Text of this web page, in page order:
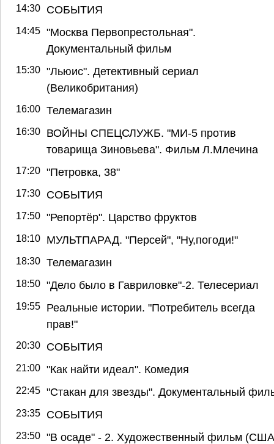
14:30 СОБЫТИЯ
14:45 "Москва Первопрестольная".
Документальный фильм
15:30 "Льюис". Детективный сериал
(Великобритания)
16:00 Телемагазин
16:30
ВОЙНЫ СПЕЦСЛУЖБ. "МИ-5 против
товарища Зиновьева". Фильм Л.Млечина
17:20 "Петровка, 38"
17:30 СОБЫТИЯ
17:50 "Репортёр". Царство фруктов
18:10 МУЛЬТПАРАД. "Персей", "Ну,погоди!"
18:30 Телемагазин
18:50 "Дело было в Гавриловке"-2. Телесериал
19:55
Реальные истории. "Потребитель всегда
прав!"
20:30 СОБЫТИЯ
21:00 "Как найти идеал". Комедия
22:45 "Стакан для звезды". Документальный
23:35 СОБЫТИЯ
23:50 "В осаде" - 2. Художественный фильм